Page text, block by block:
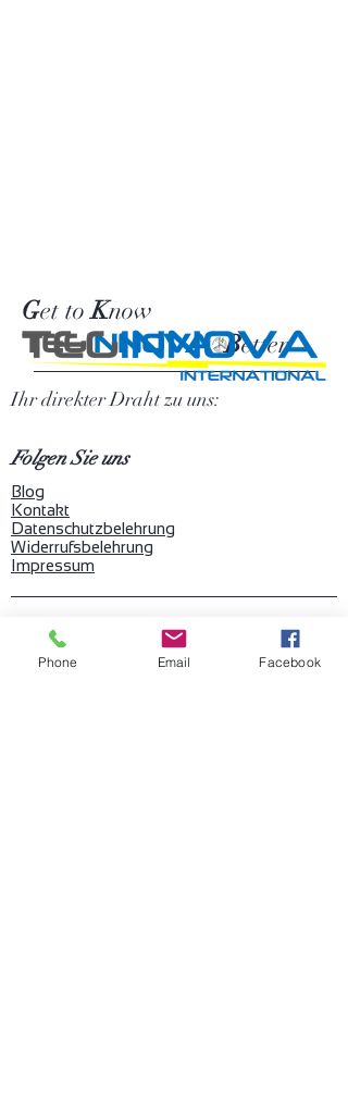
Get toKnow
TEGINNOVA Better
Ihr direkter Draht zu uns:
Folgen Sie uns
Blog
Kontakt
Datenschutzbelehrung
Widerrufsbelehrung
Impressum
Instagram
Phone Email Facebook